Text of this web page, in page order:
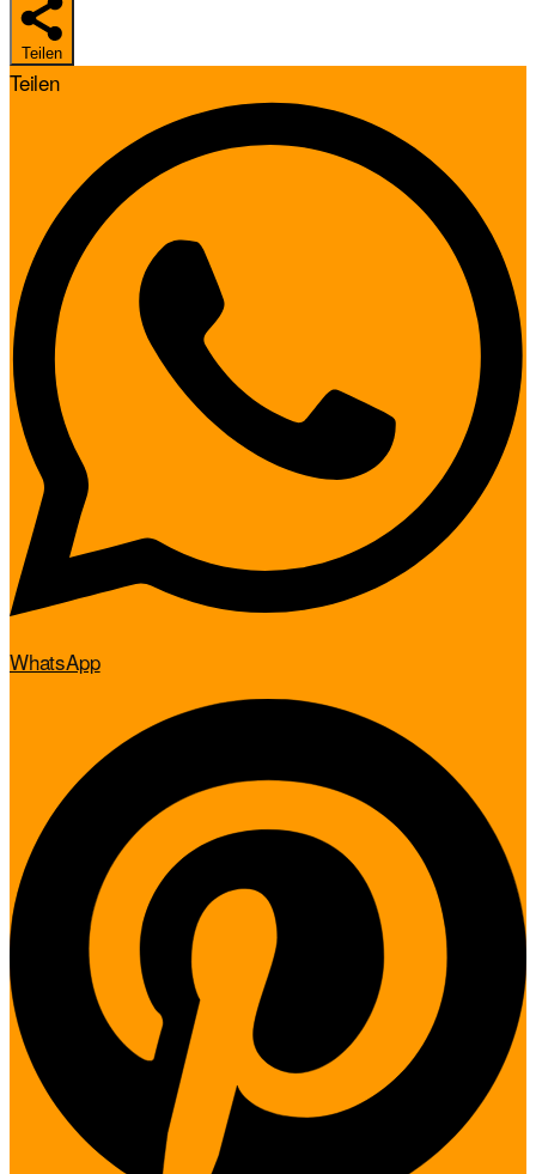
Teilen
Teilen
WhatsApp